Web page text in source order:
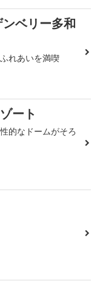
ベリー多和
れあいを満喫
ート
的なドームがそろ